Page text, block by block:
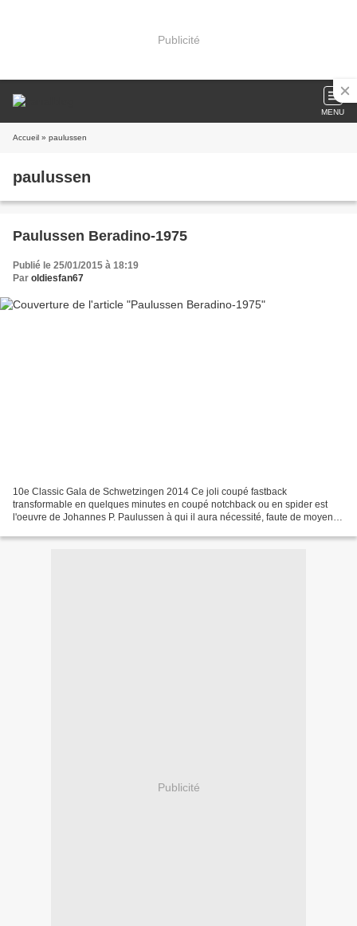
Publicité
MENU
Accueil » paulussen
paulussen
Paulussen Beradino-1975
Publié le 25/01/2015 à 18:19
Par oldiesfan67
10e Classic Gala de Schwetzingen 2014 Ce joli coupé fastback
transformable en quelques minutes en coupé notchback ou en spider est
l'oeuvre de Johannes P. Paulussen à qui il aura nécessité, faute de moyens
Publicité